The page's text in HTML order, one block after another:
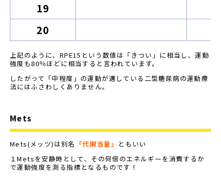
19
20
上記のように、RPE15という数値は「きつい」に相当し、運動
強度も80％ほどに相当すると言われています。
したがって「中程度」の運動が適している二型糖尿病の運動療
法にはふさわしくありません。
Mets
Mets(メッツ)は別名 「代謝当量」
ともいい
１Metsを安静時として、その何倍のエネルギーを消費するか
で運動強度を測る指標となるものです！